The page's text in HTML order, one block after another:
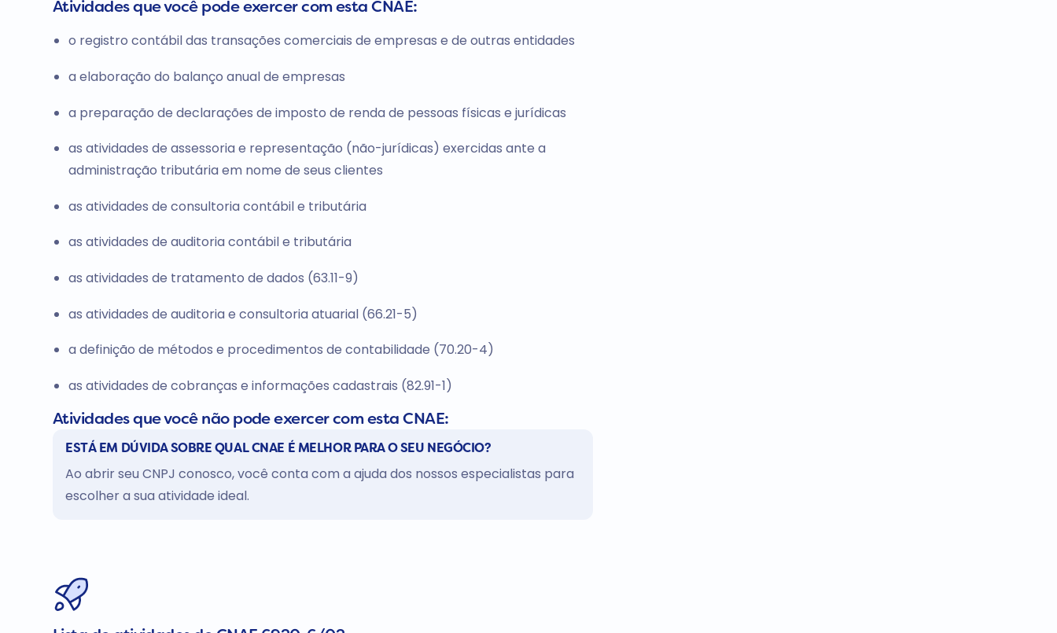
Atividades que você pode exercer com esta CNAE:
o registro contábil das transações comerciais de empresas e de outras entidades
a elaboração do balanço anual de empresas
a preparação de declarações de imposto de renda de pessoas físicas e jurídicas
as atividades de assessoria e representação (não-jurídicas) exercidas ante a
administração tributária em nome de seus clientes
as atividades de consultoria contábil e tributária
as atividades de auditoria contábil e tributária
as atividades de tratamento de dados (63.11-9)
as atividades de auditoria e consultoria atuarial (66.21-5)
a definição de métodos e procedimentos de contabilidade (70.20-4)
as atividades de cobranças e informações cadastrais (82.91-1)
Atividades que você não pode exercer com esta CNAE:
ESTÁ EM DÚVIDA SOBRE QUAL CNAE É MELHOR PARA O SEU NEGÓCIO?
Ao abrir seu CNPJ conosco, você conta com a ajuda dos nossos especialistas para
escolher a sua atividade ideal.